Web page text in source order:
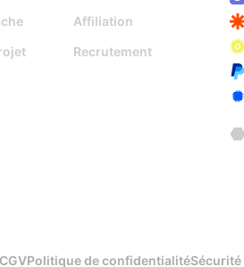
Affiliation
Recrutement
CGVPolitique de confidentialitéSécurité